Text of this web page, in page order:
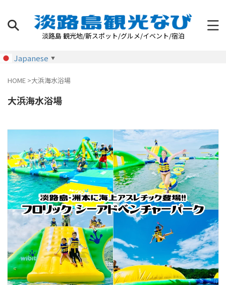
淡路島 観光地/新スポット/グルメ/イベント/宿泊
Japanese ▼
HOME >大浜海水浴場
大浜海水浴場